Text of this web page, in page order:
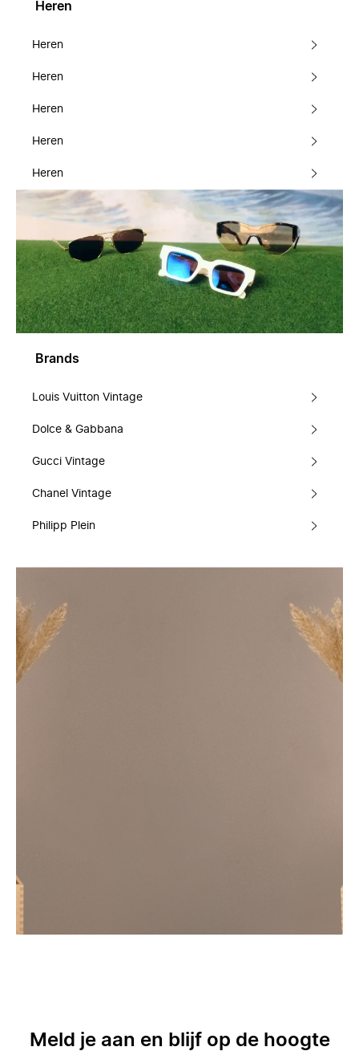
Heren
Heren
Heren
Heren
Heren
Heren
Brands
Louis Vuitton Vintage
Dolce & Gabbana
Gucci Vintage
Chanel Vintage
Philipp Plein
Meld je aan en blijf op de hoogte